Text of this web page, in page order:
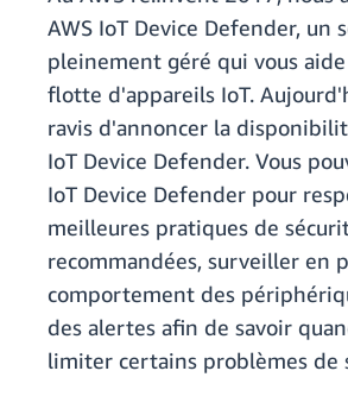
AWS IoT Device Defender, un
pleinement géré qui vous
flotte d'appareils IoT.
ravis d'annoncer la
IoT Device Defender. Vous
IoT Device Defender pour
meilleures pratiques de
recommandées, surveiller en
comportement des
des alertes afin de savoir
limiter certains problèmes de